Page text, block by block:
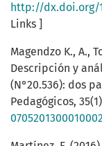
http://dx.doi.org/
Links ]
Magendzo K., A.,
Descripción y
(N°20.536): dos
Pedagógicos,